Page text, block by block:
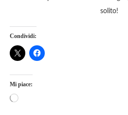
solito!
Condividi:
Mi piace: